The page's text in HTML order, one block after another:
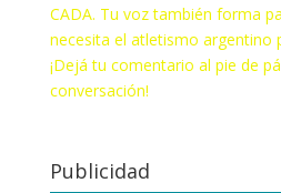
CADA. Tu voz también forma
necesita el atletismo argentino
¡Dejá tu comentario al pie de
conversación!
Publicidad